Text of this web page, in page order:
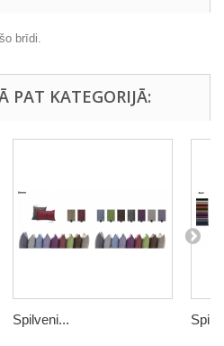
brīdi.
PAT KATEGORIJĀ:
Spilveni...